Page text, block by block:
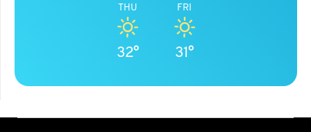
THU
32°
FRI
31°